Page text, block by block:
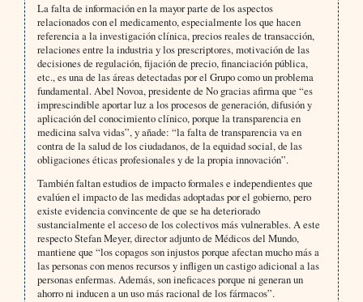
La falta de información en la mayor parte de los aspectos
relacionados con el medicamento, especialmente los que hacen
referencia a la investigación clínica, precios reales de transacción,
relaciones entre la industria y los prescriptores, motivación de las
decisiones de regulación, fijación de precio, financiación pública,
etc., es una de las áreas detectadas por el Grupo como un problema
fundamental. Abel Novoa, presidente de No gracias afirma que “es
imprescindible aportar luz a los procesos de generación, difusión y
aplicación del conocimiento clínico, porque la transparencia en
medicina salva vidas”, y añade: “la falta de transparencia va en
contra de la salud de los ciudadanos, de la equidad social, de las
obligaciones éticas profesionales y de la propia innovación”.
También faltan estudios de impacto formales e independientes que
evalúen el impacto de las medidas adoptadas por el gobierno, pero
existe evidencia convincente de que se ha deteriorado
sustancialmente el acceso de los colectivos más vulnerables. A este
respecto Stefan Meyer, director adjunto de Médicos del Mundo,
mantiene que “los copagos son injustos porque afectan mucho más a
las personas con menos recursos y infligen un castigo adicional a las
personas enfermas. Además, son ineficaces porque ni generan un
ahorro ni inducen a un uso más racional de los fármacos”.